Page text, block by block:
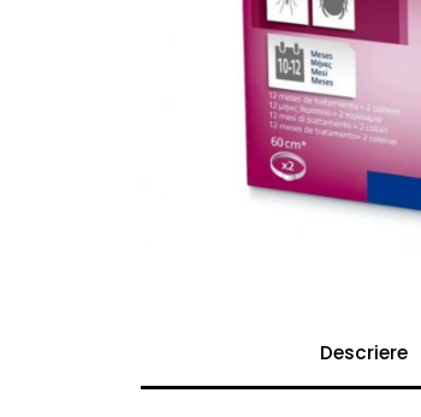
Descriere